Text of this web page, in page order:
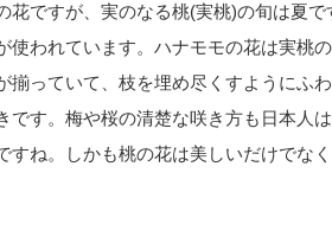
ですが、実のなる桃(実桃)の旬は夏
使われています。ハナモモの花は実桃
揃っていて、枝を埋め尽くすようにふ
です。梅や桜の清楚な咲き方も日本人
すね。しかも桃の花は美しいだけでな